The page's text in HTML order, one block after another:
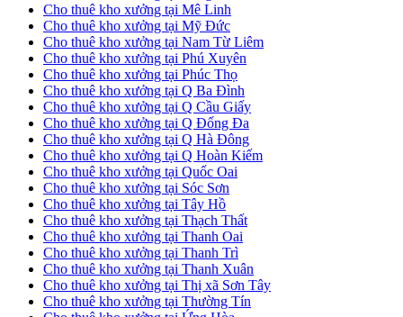
Cho thuê kho xưởng tại Mê Linh
Cho thuê kho xưởng tại Mỹ Đức
Cho thuê kho xưởng tại Nam Từ Liêm
Cho thuê kho xưởng tại Phú Xuyên
Cho thuê kho xưởng tại Phúc Thọ
Cho thuê kho xưởng tại Q Ba Đình
Cho thuê kho xưởng tại Q Cầu Giấy
Cho thuê kho xưởng tại Q Đống Đa
Cho thuê kho xưởng tại Q Hà Đông
Cho thuê kho xưởng tại Q Hoàn Kiếm
Cho thuê kho xưởng tại Quốc Oai
Cho thuê kho xưởng tại Sóc Sơn
Cho thuê kho xưởng tại Tây Hồ
Cho thuê kho xưởng tại Thạch Thất
Cho thuê kho xưởng tại Thanh Oai
Cho thuê kho xưởng tại Thanh Trì
Cho thuê kho xưởng tại Thanh Xuân
Cho thuê kho xưởng tại Thị xã Sơn Tây
Cho thuê kho xưởng tại Thường Tín